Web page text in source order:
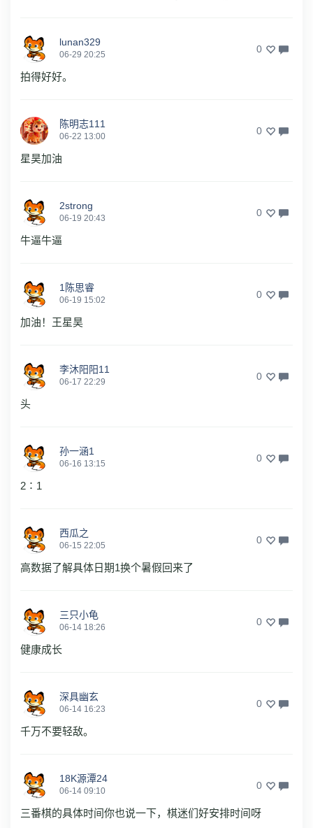
lunan329
06-29 20:25 0
拍得好好。
陈明志111
06-22 13:00 0
星昊加油
2strong
06-19 20:43 0
牛逼牛逼
1陈思睿
06-19 15:02 0
加油！王星昊
李沐阳阳11
06-17 22:29 0
头
孙一涵1
06-16 13:15 0
2∶1
西瓜之
06-15 22:05 0
高数据了解具体日期1换个暑假回来了
三只小龟
06-14 18:26 0
健康成长
深具幽玄
06-14 16:23 0
千万不要轻敌。
18K源潭24
06-14 09:10 0
三番棋的具体时间你也说一下，棋迷们好安排时间呀